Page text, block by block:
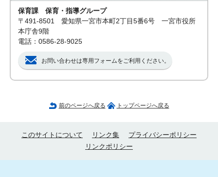
保育課 保育・指導グループ
〒491-8501 愛知県一宮市本町2丁目5番6号 一宮市役所
本庁舎9階
電話：0586-28-9025
お問い合わせは専用フォームをご利用ください。
前のページへ戻る トップページへ戻る
このサイトについて リンク集
プライバシーポリシー
リンクポリシー